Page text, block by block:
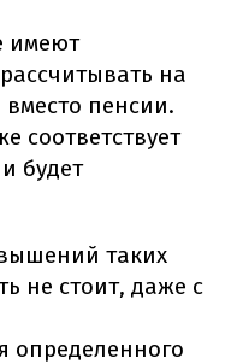
имеют
на
пенсии.
соответствует
будет
таких
не стоит, даже с
определенного